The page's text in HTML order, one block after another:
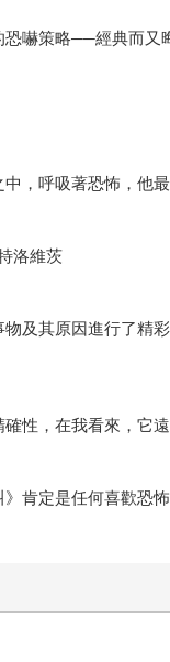
嚇策略──經典而又
，呼吸著恐怖，他最
洛維茨
其原因進行了精
性，在我看來，它
肯定是任何喜歡恐